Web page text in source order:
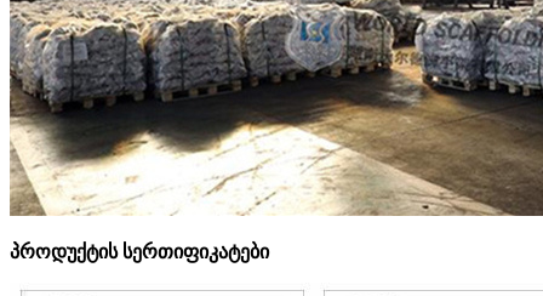
პროდუქტის სერთიფიკატები